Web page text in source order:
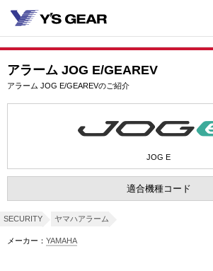
アラーム JOG E/GEAREV
アラーム JOG E/GEAREVのご紹介
JOG E
適合機種コード
SECURITY ヤマハアラーム
メーカー： YAMAHA